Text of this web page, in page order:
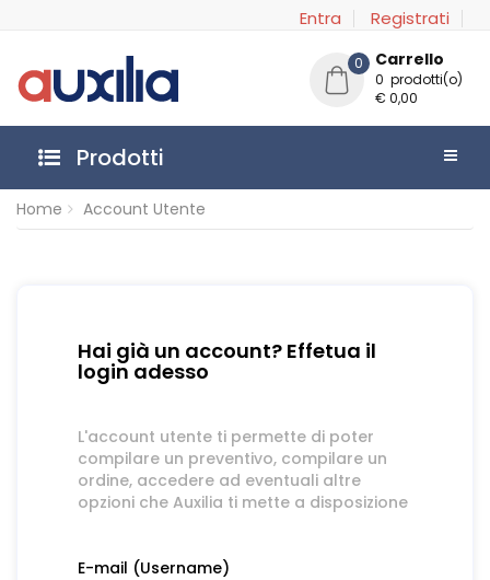
Entra Registrati
0 Carrello
0 prodotti(o)
€ 0,00
Prodotti
Home Account Utente
Hai già un account? Effetua il
login adesso
L'account utente ti permette di poter
compilare un preventivo, compilare un
ordine, accedere ad eventuali altre
opzioni che Auxilia ti mette a disposizione
E-mail (Username)